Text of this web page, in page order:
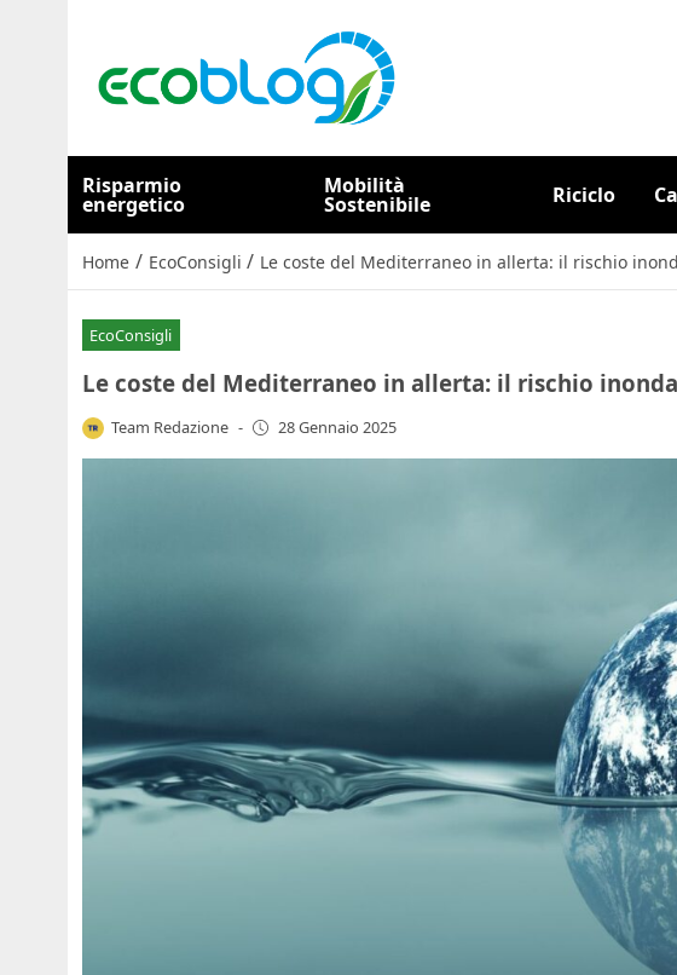
Risparmio
energetico
Mobilità
Sostenibile Riciclo
Home / EcoConsigli / Le coste del Mediterraneo in allerta: il rischio
EcoConsigli
Le coste del Mediterraneo in allerta: il rischio
Team Redazione - 28 Gennaio 2025